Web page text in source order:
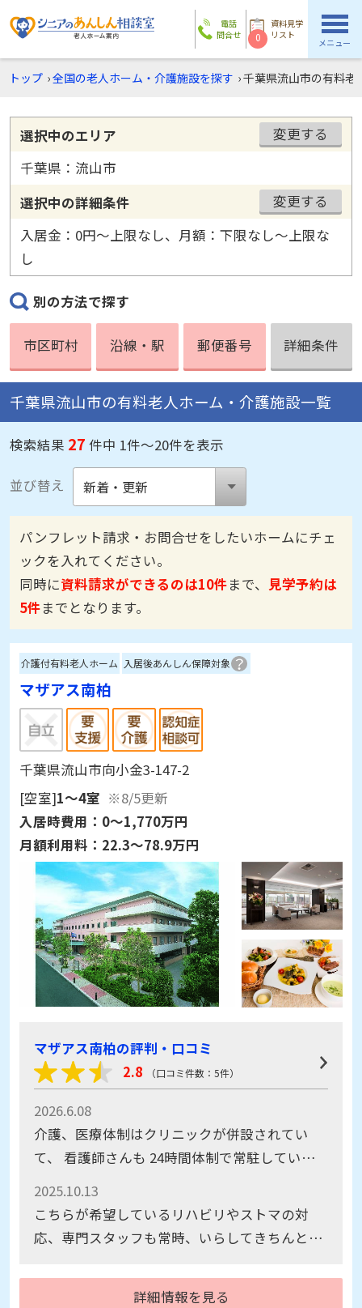
電話
問合せ
資料見学
リスト
0 メニュー
トップ ›全国の老人ホーム・介護施設を探す ›千葉県流山市の有料老
選択中のエリア
変更する
千葉県：流山市
選択中の詳細条件
変更する
入居金：0円〜上限なし、月額：下限なし〜上限な
し
別の方法で探す
市区町村 沿線・駅 郵便番号 詳細条件
千葉県流山市の有料老人ホーム・介護施設一覧
検索結果 27 件中 1件～20件を表示
並び替え
パンフレット請求・お問合せをしたいホームにチェ
ックを入れてください。
同時に資料請求ができるのは10件まで、 見学予約は
5件までとなります。
介護付有料老人ホーム 入居後あんしん保障対象
マザアス南柏
千葉県流山市向小金3-147-2
[空室]1～4室 ※8/5更新
入居時費用： 0～1,770万円
月額利用料： 22.3～78.9万円
マザアス南柏の評判・口コミ
2.8
（口コミ件数：5件）
2026.6.08
介護、医療体制はクリニックが併設されてい
て、 看護師さんも 24時間体制で常駐している
2025.10.13
こちらが希望しているリハビリやストマの対
応、専門スタッフも常時、いらしてきちんと介
りも多いです。明るい雰囲気が感じられまし
詳細情報を見る